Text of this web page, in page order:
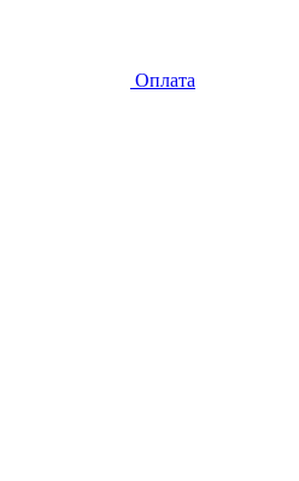
Оплата